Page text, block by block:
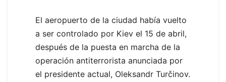
El aeropuerto de la ciudad había vuelto
a ser controlado por Kiev el 15 de abril,
después de la puesta en marcha de la
operación antiterrorista anunciada por
el presidente actual, Oleksandr Turčinov.